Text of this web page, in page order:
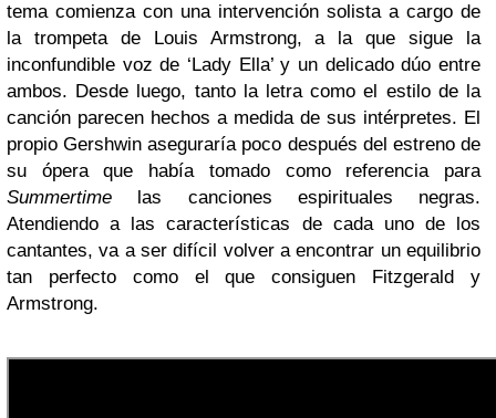
tema comienza con una intervención solista a cargo de
la trompeta de Louis Armstrong, a la que sigue la
inconfundible voz de ‘Lady Ella’ y un delicado dúo entre
ambos. Desde luego, tanto la letra como el estilo de la
canción parecen hechos a medida de sus intérpretes. El
propio Gershwin aseguraría poco después del estreno de
su ópera que había tomado como referencia para
Summertime las canciones espirituales negras.
Atendiendo a las características de cada uno de los
cantantes, va a ser difícil volver a encontrar un equilibrio
tan perfecto como el que consiguen Fitzgerald y
Armstrong.